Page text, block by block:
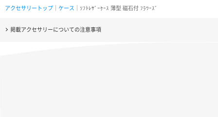
アクセサリートップ ケース ｜ｿﾌﾄﾚｻﾞｰｹｰｽ 薄型 磁石付 ﾌﾗﾜｰｽﾞ
掲載アクセサリーについての注意事項